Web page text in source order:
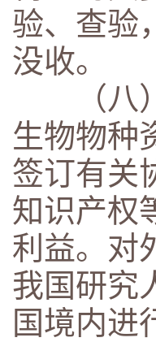
验、查验
没收。
（八）
生物物种
签订有关
知识产权
利益。对
我国研究
国境内进